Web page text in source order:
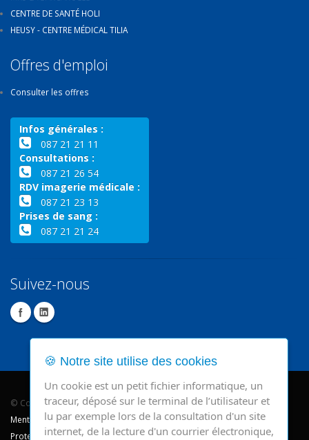
CENTRE DE SANTÉ HOLI
HEUSY - CENTRE MÉDICAL TILIA
Offres d'emploi
Consulter les offres
Infos générales :
087 21 21 11
Consultations :
087 21 26 54
RDV imagerie médicale :
087 21 23 13
Prises de sang :
087 21 21 24
Suivez-nous
© Copyright 2026 - CHR Verviers.
Mentions légales
Protection des données
🍪 Notre site utilise des cookies
Un cookie est un petit fichier informatique, un
traceur, déposé sur le terminal de l’utilisateur et
lu par exemple lors de la consultation d'un site
internet, de la lecture d'un courrier électronique,